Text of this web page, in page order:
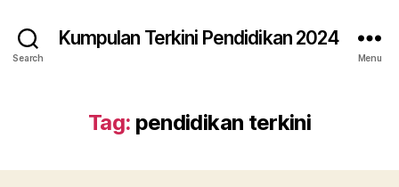
Search
Kumpulan Terkini Pendidikan 2024
Menu
Tag: pendidikan terkini